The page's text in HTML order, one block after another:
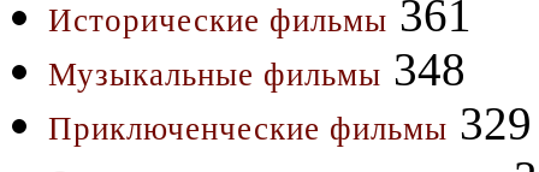
Исторические фильмы 361
Музыкальные фильмы 348
Приключенческие фильмы 329